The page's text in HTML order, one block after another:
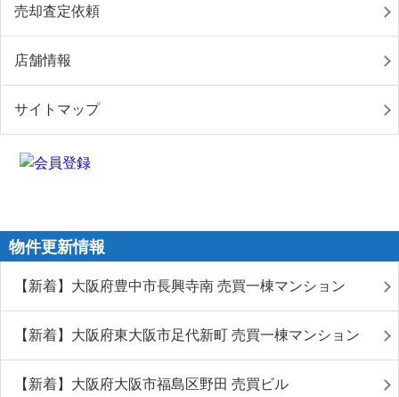
売却査定依頼
店舗情報
サイトマップ
物件更新情報
【新着】大阪府豊中市長興寺南 売買一棟マンション
【新着】大阪府東大阪市足代新町 売買一棟マンション
【新着】大阪府大阪市福島区野田 売買ビル